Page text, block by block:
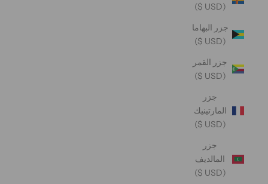
(USD $)
جزر البهاما
(USD $)
جزر القمر
(USD $)
جزر
المارتينيك
(USD $)
جزر
المالديف
(USD $)